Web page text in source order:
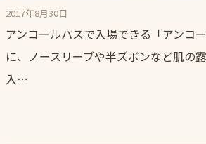
2017年8月30日
アンコールパスで入場できる「アンコ
に、ノースリーブや半ズボンなど肌の
入…